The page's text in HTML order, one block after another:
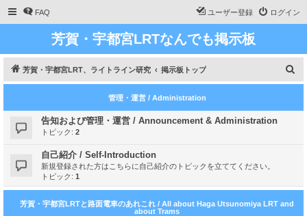
FAQ ログイン
ユーザー登録
芳賀・宇都宮LRTなんでも掲示板
芳賀・宇都宮LRT、ライトライン研究 掲示板トップ
索
管理・運営 / Administration
告知および管理・運営 / Announcement & Administration
トピック: 2
自己紹介 / Self-Introduction
新規登録された方はこちらに自己紹介のトピックを立ててください。
トピック: 1
芳賀・宇都宮LRTと路面電車のあれこれ / All about Haga Utsunomiya LRT and
about Trams